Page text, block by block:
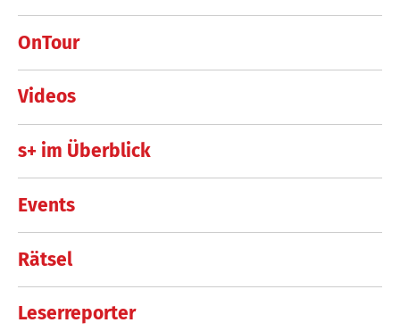
OnTour
Videos
s+ im Überblick
Events
Rätsel
Leserreporter